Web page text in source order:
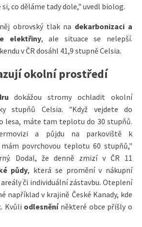
co děláme tady dole," uvedl biolog.
obrovský tlak na dekarbonizaci a
elektřiny, ale situace se nelepší.
v ČR dosáhl 41,9 stupně Celsia.
okolní prostředí
dokážou stromy ochladit okolní
stupňů Celsia. "Když vejdete do
lesa, máte tam teplotu do 30 stupňů.
a půjdu na parkoviště k
povrchovou teplotu 60 stupňů,"
Dodal, že denně zmizí v ČR 11
půdy, která se promění v nákupní
či individuální zástavbu. Oteplení
například v krajině České Kanady, kde
Kvůli odlesněníněkteré obce přišly o